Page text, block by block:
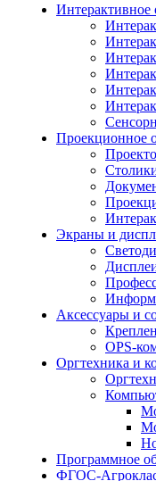
Интерактивное
Проекционное
Экраны и
Аксессуары и
OPS-
Оргтехника и
Программное
ФГОС-